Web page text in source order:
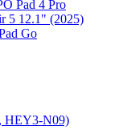
Pad 4 Pro
5 12.1" (2025)
Go
HEY3-N09)